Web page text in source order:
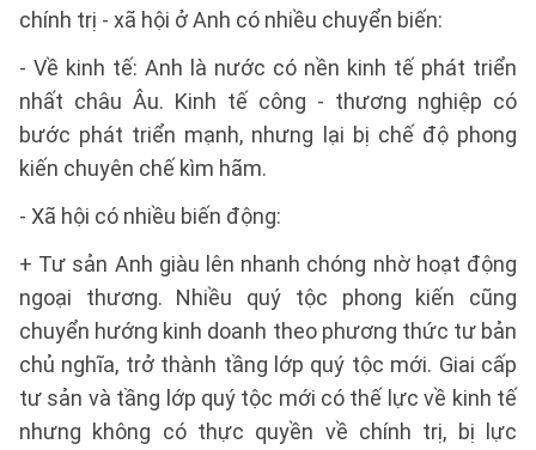
chính trị - xã hội ở Anh có nhiều chuyển biến:
- Về kinh tế: Anh là nước có nền kinh tế phát triển
nhất châu Âu. Kinh tế công - thương nghiệp có
bước phát triển mạnh, nhưng lại bị chế độ phong
kiến chuyên chế kìm hãm.
- Xã hội có nhiều biến động:
+ Tư sản Anh giàu lên nhanh chóng nhờ hoạt động
ngoại thương. Nhiều quý tộc phong kiến cũng
chuyển hướng kinh doanh theo phương thức tư bản
chủ nghĩa, trở thành tầng lớp quý tộc mới. Giai cấp
tư sản và tầng lớp quý tộc mới có thế lực về kinh tế
nhưng không có thực quyền về chính trị, bị lực